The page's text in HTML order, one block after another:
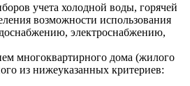
учета холодной воды, горячей
возможности использования
электроснабжению,
многоквартирного дома (жилого
из нижеуказанных критериев: